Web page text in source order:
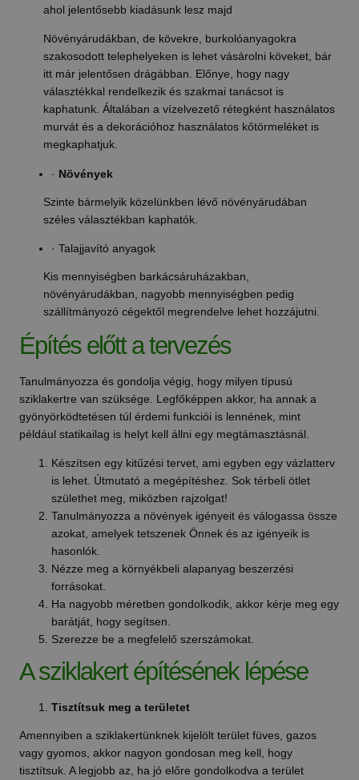
ahol jelentősebb kiadásunk lesz majd
Növényárudákban, de kövekre, burkolóanyagokra
szakosodott telephelyeken is lehet vásárolni köveket, bár
itt már jelentősen drágábban. Előnye, hogy nagy
választékkal rendelkezik és szakmai tanácsot is
kaphatunk. Általában a vízelvezető rétegként használatos
murvát és a dekorációhoz használatos kőtörmeléket is
megkaphatjuk.
· Növények
Szinte bármelyik közelünkben lévő növényárudában
széles választékban kaphatók.
· Talajjavító anyagok
Kis mennyiségben barkácsáruházakban,
növényárudákban, nagyobb mennyiségben pedig
szállítmányozó cégektől megrendelve lehet hozzájutni.
Építés előtt a tervezés
Tanulmányozza és gondolja végig, hogy milyen típusú
sziklakertre van szüksége. Legfőképpen akkor, ha annak a
gyönyörködtetésen túl érdemi funkciói is lennének, mint
például statikailag is helyt kell állni egy megtámasztásnál.
Készítsen egy kitűzési tervet, ami egyben egy vázlatterv
is lehet. Útmutató a megépítéshez. Sok térbeli ötlet
születhet meg, miközben rajzolgat!
Tanulmányozza a növények igényeit és válogassa össze
azokat, amelyek tetszenek Önnek és az igényeik is
hasonlók.
Nézze meg a környékbeli alapanyag beszerzési
forrásokat.
Ha nagyobb méretben gondolkodik, akkor kérje meg egy
barátját, hogy segítsen.
Szerezze be a megfelelő szerszámokat.
A sziklakert építésének lépése
Tisztítsuk meg a területet
Amennyiben a sziklakertünknek kijelölt terület füves, gazos
vagy gyomos, akkor nagyon gondosan meg kell, hogy
tisztítsuk. A legjobb az, ha jó előre gondolkodva a terület